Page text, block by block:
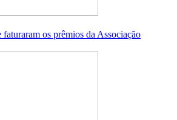
os prêmios da Associação